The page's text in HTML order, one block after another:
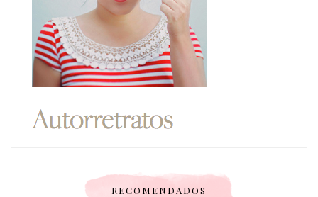
RECOMENDADOS